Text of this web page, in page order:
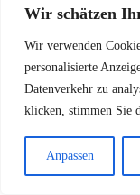
Wir schätzen
Wir verwenden
personalisierte
Datenverkehr zu
klicken, stimmen Sie
Anpassen
zu minimieren.
Bei anhaltenden
Kopfschmerzen
medizinische
und